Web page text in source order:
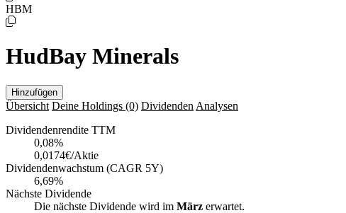
HBM
HudBay Minerals
Hinzufügen
Übersicht Deine Holdings (0) Dividenden Analysen
Dividendenrendite TTM
0,08%
0,0174€/Aktie
Dividendenwachstum (CAGR 5Y)
6,69%
Nächste Dividende
Die nächste Dividende wird im März erwartet.